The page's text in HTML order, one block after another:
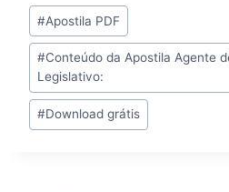
Tags
do
Post:
#Apostila PDF
#Conteúdo da Apostila Agente
Legislativo:
#Download grátis